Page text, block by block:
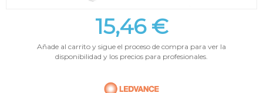
15,46 €
Añade al carrito y sigue el proceso de compra para ver la
disponibilidad y los precios para profesionales.